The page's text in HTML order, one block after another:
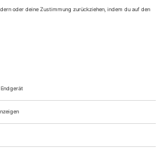
so einzigartig macht
wird die Welt um sie
Mut, Technik und mentaler
Herausforderung, sondern